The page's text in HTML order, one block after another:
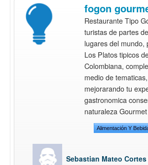
fogon
Restaurante Tipo
turistas de partes
lugares del mundo,
Los Platos tipicos
Colombiana,
medio de
mejorarando tu
gastronomica
naturaleza Gourmet
Alimentación Y
Sebastian Mateo